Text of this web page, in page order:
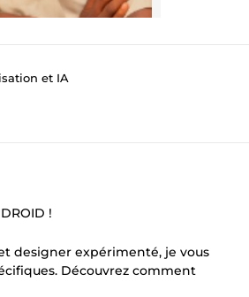
et IA
!
designer expérimenté, je vous
Découvrez comment